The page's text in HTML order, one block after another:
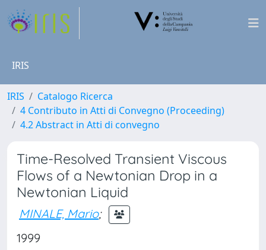
IRIS
IRIS
Catalogo Ricerca
4 Contributo in Atti di Convegno (Proceeding)
4.2 Abstract in Atti di convegno
Time-Resolved Transient Viscous
Flows of a Newtonian Drop in a
Newtonian Liquid
MINALE, Mario;
1999